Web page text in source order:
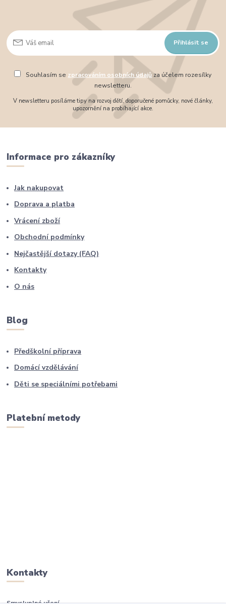
Přihlásit se
Souhlasím se zpracováním osobních údajůza účelem rozesílky
newsletteru.
V newsletteru posíláme tipy na rozvoj dětí, doporučené pomůcky, nové články,
upozornění na probíhající akce.
Informace pro zákazníky
Jak nakupovat
Doprava a platba
Vrácení zboží
Obchodní podmínky
Nejčastější dotazy (FAQ)
Kontakty
O nás
Blog
Předškolní příprava
Domácí vzdělávání
Děti se speciálními potřebami
Platební metody
Kontakty
Smysluplné učení